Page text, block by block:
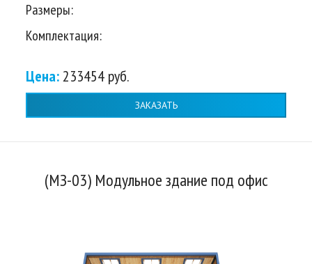
Размеры:
Комплектация:
Цена:233454 руб.
ЗАКАЗАТЬ
(МЗ-03) Модульное здание под офис